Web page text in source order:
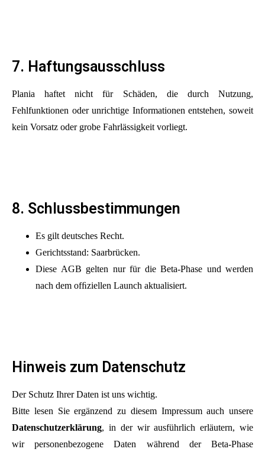
7. Haftungsausschluss
Plania haftet nicht für Schäden, die durch Nutzung,
Fehlfunktionen oder unrichtige Informationen entstehen, soweit
kein Vorsatz oder grobe Fahrlässigkeit vorliegt.
8. Schlussbestimmungen
Es gilt deutsches Recht.
Gerichtsstand: Saarbrücken.
Diese AGB gelten nur für die Beta-Phase und werden
nach dem ofﬁziellen Launch aktualisiert.
Hinweis zum Datenschutz
Der Schutz Ihrer Daten ist uns wichtig.
Bitte lesen Sie ergänzend zu diesem Impressum auch unsere
Datenschutzerklärung, in der wir ausführlich erläutern, wie
wir personenbezogene Daten während der Beta-Phase